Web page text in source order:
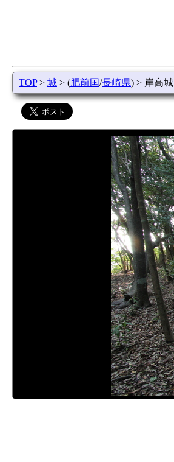
TOP> 城 > (肥前国/長崎県) > 岸高城